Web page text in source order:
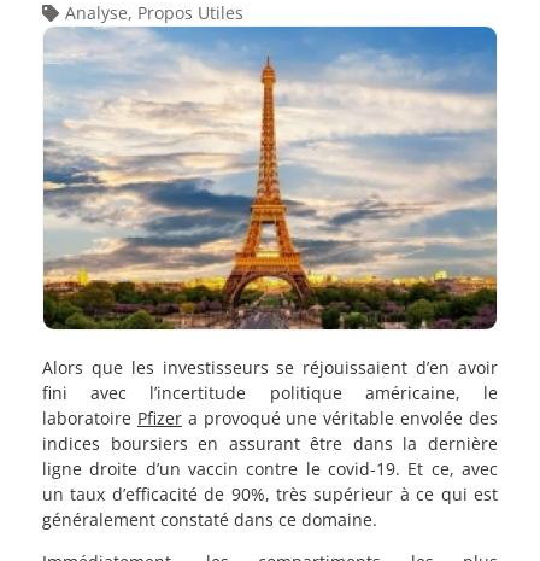
Analyse, Propos Utiles
Alors que les investisseurs se réjouissaient d’en avoir
fini avec l’incertitude politique américaine, le
laboratoire Pfizera provoqué une véritable envolée des
indices boursiers en assurant être dans la dernière
ligne droite d’un vaccin contre le covid-19. Et ce, avec
un taux d’efficacité de 90%, très supérieur à ce qui est
généralement constaté dans ce domaine.